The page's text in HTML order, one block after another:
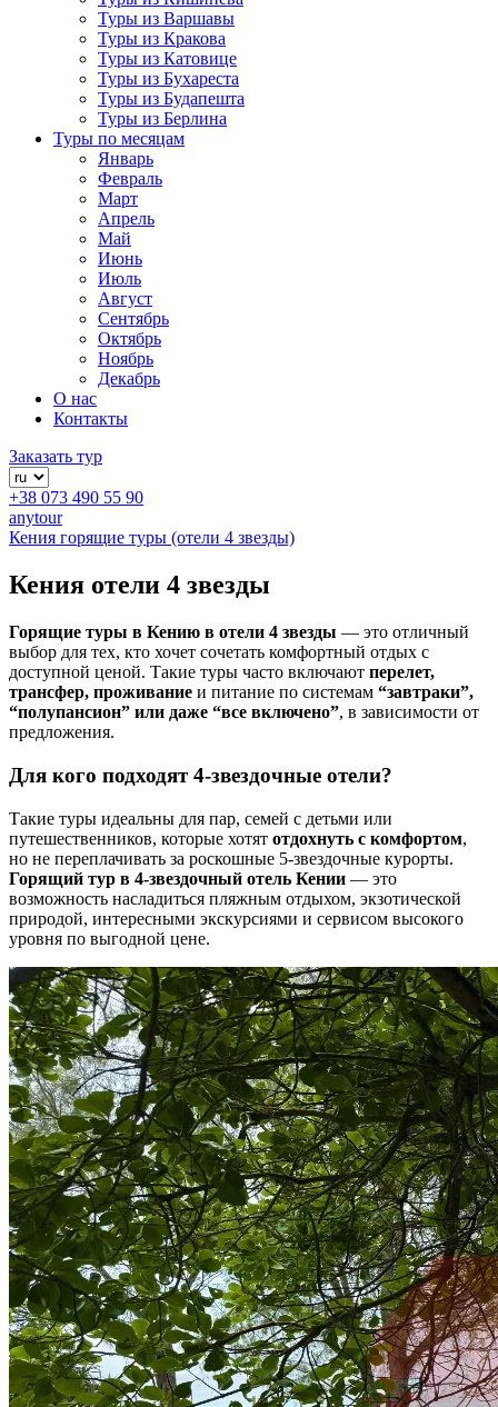
Туры из Варшавы
Туры из Кракова
Туры из Катовице
Туры из Бухареста
Туры из Будапешта
Туры из Берлина
Туры по месяцам
Январь
Февраль
Март
Апрель
Май
Июнь
Июль
Август
Сентябрь
Октябрь
Ноябрь
Декабрь
О нас
Контакты
Заказать тур
+38 073 490 55 90
anytour
Кения горящие туры (отели 4 звезды)
Кения отели 4 звезды
Горящие туры в Кению в отели 4 звезды — это отличный
выбор для тех, кто хочет сочетать комфортный отдых с
доступной ценой. Такие туры часто включают перелет,
трансфер, проживание и питание по системам “завтраки”,
“полупансион” или даже “все включено”, в зависимости от
предложения.
Для кого подходят 4-звездочные отели?
Такие туры идеальны для пар, семей с детьми или
путешественников, которые хотят отдохнуть с комфортом,
но не переплачивать за роскошные 5-звездочные курорты.
Горящий тур в 4-звездочный отель Кении — это
возможность насладиться пляжным отдыхом, экзотической
природой, интересными экскурсиями и сервисом высокого
уровня по выгодной цене.